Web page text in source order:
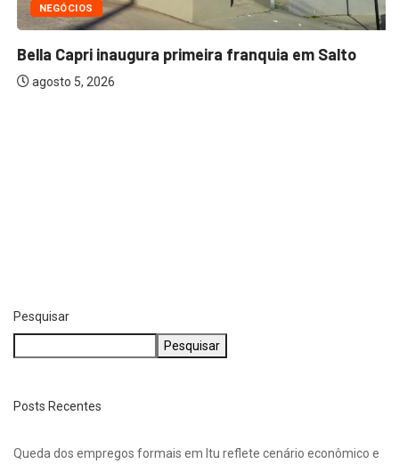
NEGÓCIOS
Bella Capri inaugura primeira franquia em Salto
agosto 5, 2026
Pesquisar
Pesquisar
Posts Recentes
Queda dos empregos formais em Itu reflete cenário econômico e